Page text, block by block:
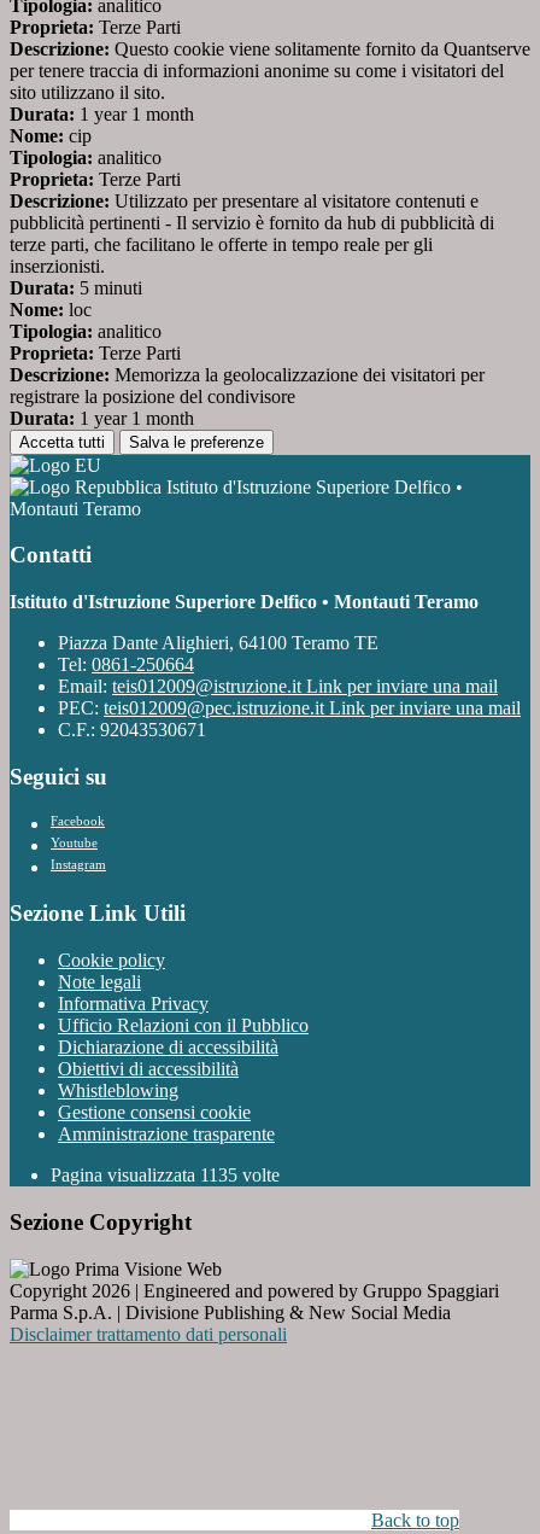
Tipologia: analitico
Proprieta: Terze Parti
Descrizione: Questo cookie viene solitamente fornito da Quantserve
per tenere traccia di informazioni anonime su come i visitatori del
sito utilizzano il sito.
Durata: 1 year 1 month
Nome: cip
Tipologia: analitico
Proprieta: Terze Parti
Descrizione: Utilizzato per presentare al visitatore contenuti e
pubblicità pertinenti - Il servizio è fornito da hub di pubblicità di
terze parti, che facilitano le offerte in tempo reale per gli
inserzionisti.
Durata: 5 minuti
Nome: loc
Tipologia: analitico
Proprieta: Terze Parti
Descrizione: Memorizza la geolocalizzazione dei visitatori per
registrare la posizione del condivisore
Durata: 1 year 1 month
Accetta tutti Salva le preferenze
Istituto d'Istruzione Superiore Delfico •
Montauti Teramo
Contatti
Istituto d'Istruzione Superiore Delfico • Montauti Teramo
Piazza Dante Alighieri, 64100 Teramo TE
Tel: 0861-250664
Email: teis012009@istruzione.it Link per inviare una mail
PEC: teis012009@pec.istruzione.it Link per inviare una mail
C.F.: 92043530671
Seguici su
Facebook
Youtube
Instagram
Sezione Link Utili
Cookie policy
Note legali
Informativa Privacy
Ufficio Relazioni con il Pubblico
Dichiarazione di accessibilità
Obiettivi di accessibilità
Whistleblowing
Gestione consensi cookie
Amministrazione trasparente
Pagina visualizzata 1135 volte
Sezione Copyright
Copyright 2026 | Engineered and powered by Gruppo Spaggiari
Parma S.p.A. | Divisione Publishing & New Social Media
Disclaimer trattamento dati personali
Back to top